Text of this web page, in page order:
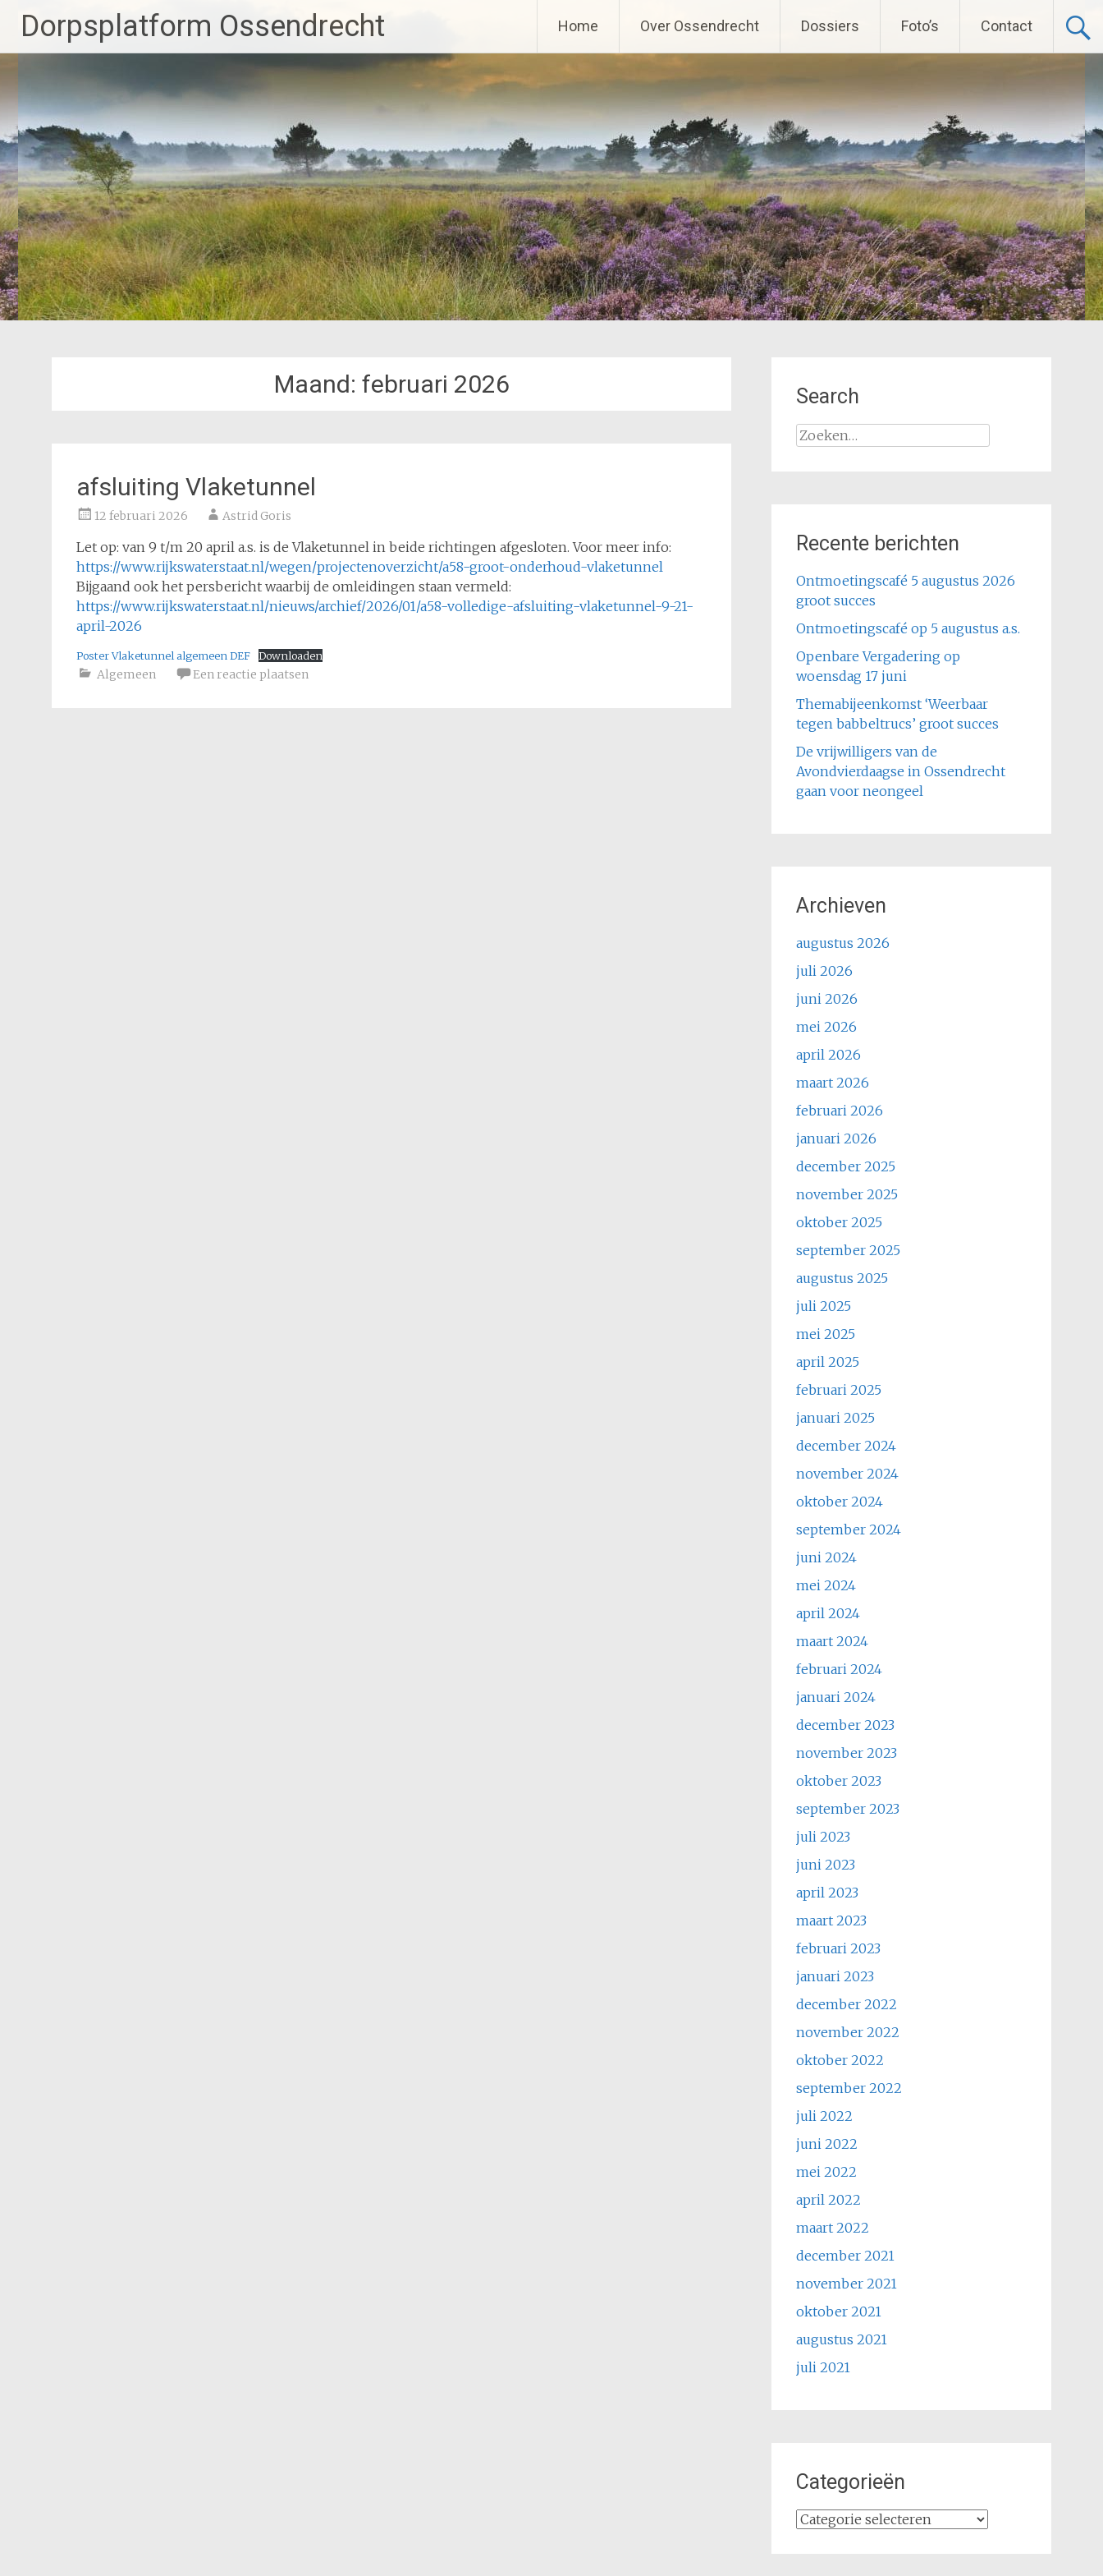
de
Dorpsplatform Ossendrecht Home Over Ossendrecht Dossiers Foto’s Contact
Maand: februari 2026
afsluiting Vlaketunnel
12 februari 2026 Astrid Goris
Let op: van 9 t/m 20 april a.s. is de Vlaketunnel in beide richtingen afgesloten. Voor meer info:
https://www.rijkswaterstaat.nl/wegen/projectenoverzicht/a58-groot-onderhoud-vlaketunnel
Bijgaand ook het persbericht waarbij de omleidingen staan vermeld:
https://www.rijkswaterstaat.nl/nieuws/archief/2026/01/a58-volledige-afsluiting-vlaketunnel-9-21-
april-2026
Poster Vlaketunnel algemeen DEF Downloaden
Algemeen Een reactie plaatsen
Search
Zoeken
Recente berichten
Ontmoetingscafé 5 augustus 2026
groot succes
Ontmoetingscafé op 5 augustus a.s.
Openbare Vergadering op
woensdag 17 juni
Themabijeenkomst ‘Weerbaar
tegen babbeltrucs’ groot succes
De vrijwilligers van de
Avondvierdaagse in Ossendrecht
gaan voor neongeel
Archieven
augustus 2026
juli 2026
juni 2026
mei 2026
april 2026
maart 2026
februari 2026
januari 2026
december 2025
november 2025
oktober 2025
september 2025
augustus 2025
juli 2025
mei 2025
april 2025
februari 2025
januari 2025
december 2024
november 2024
oktober 2024
september 2024
juni 2024
mei 2024
april 2024
maart 2024
februari 2024
januari 2024
december 2023
november 2023
oktober 2023
september 2023
juli 2023
juni 2023
april 2023
maart 2023
februari 2023
januari 2023
december 2022
november 2022
oktober 2022
september 2022
juli 2022
juni 2022
mei 2022
april 2022
maart 2022
december 2021
november 2021
oktober 2021
augustus 2021
juli 2021
Categorieën
Categorieën